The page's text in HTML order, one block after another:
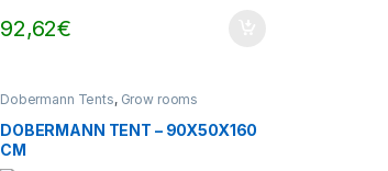
92,62€
Dobermann Tents, Grow rooms
DOBERMANN TENT – 90X50X160
CM